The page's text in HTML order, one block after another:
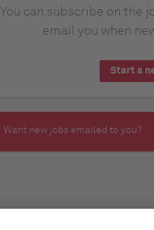
You can subscribe on the
email you when
Start a
Want new jobs emailed to you?